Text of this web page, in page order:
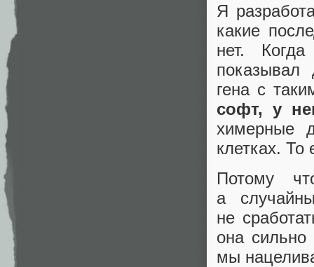
Я
какие
нет.
показывал
гена с
софт, у
химерные
клетках. То
Потому
а
не
она сильно
мы